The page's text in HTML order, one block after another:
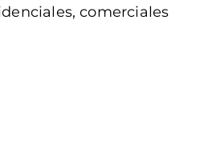
comerciales